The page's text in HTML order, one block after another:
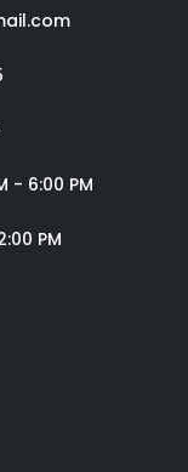
- 6:00 PM
PM